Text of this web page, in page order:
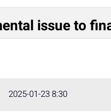
issue to
2025-01-23 8:30